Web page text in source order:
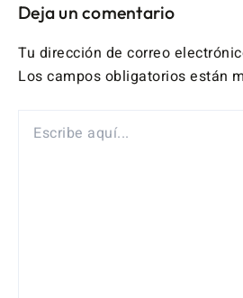
Deja un comentario
Tu dirección de correo
Los campos obligatorios están
AQUÍ...